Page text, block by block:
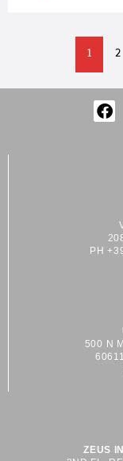
1 2
PH
500 N
ZEUS